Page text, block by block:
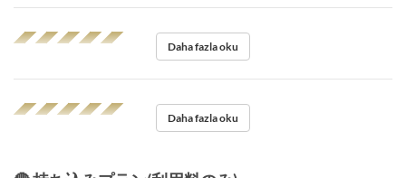
◢◤◢◤◢◤◢◤◢◤
Daha fazla oku
◢◤◢◤◢◤◢◤◢◤
Daha fazla oku